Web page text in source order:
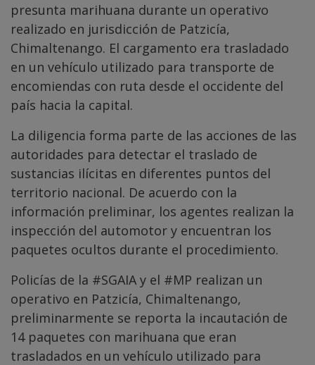
presunta marihuana durante un operativo
realizado en jurisdicción de Patzicía,
Chimaltenango. El cargamento era trasladado
en un vehículo utilizado para transporte de
encomiendas con ruta desde el occidente del
país hacia la capital.
La diligencia forma parte de las acciones de las
autoridades para detectar el traslado de
sustancias ilícitas en diferentes puntos del
territorio nacional. De acuerdo con la
información preliminar, los agentes realizan la
inspección del automotor y encuentran los
paquetes ocultos durante el procedimiento.
Policías de la #SGAIA y el #MP realizan un
operativo en Patzicía, Chimaltenango,
preliminarmente se reporta la incautación de
14 paquetes con marihuana que eran
trasladados en un vehículo utilizado para